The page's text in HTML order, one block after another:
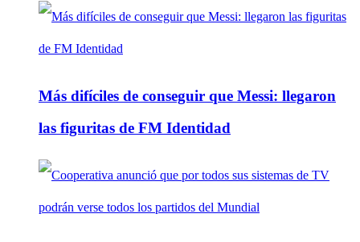
Más difíciles de conseguir que Messi: llegaron
las figuritas de FM Identidad